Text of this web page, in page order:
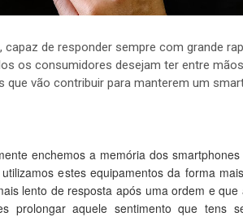
de responder sempre com grande
os consumidores desejam ter entre
que vão contribuir para manterem um
enchemos a memória dos
estes equipamentos da forma
lento de resposta após uma ordem e
prolongar aquele sentimento que tens